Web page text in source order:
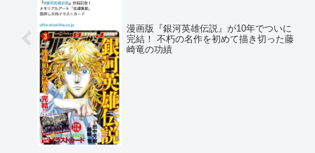
漫画版『銀河英雄伝説』が10年でついに
完結！ 不朽の名作を初めて描き切った藤
崎竜の功績